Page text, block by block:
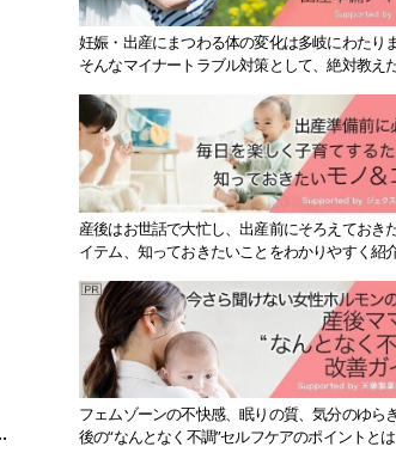
妊娠・出産にまつわる体の変化は多岐にわたりま
そんなマイナートラブル対策として、絶対教え
産後はお世話で大忙し、出産前にそろえておき
イテム、知っておきたいことをわかりやすく紹
フェムゾーンの不快感、眠りの質、気分のゆら
後の“なんとなく不調”セルフケアのポイントと